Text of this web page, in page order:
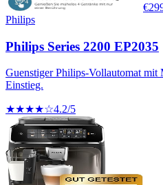
€
Philips
Philips Series 2200 EP2035
Guenstiger Philips-Vollautomat mit
Einstieg.
★★★★☆4.2/5